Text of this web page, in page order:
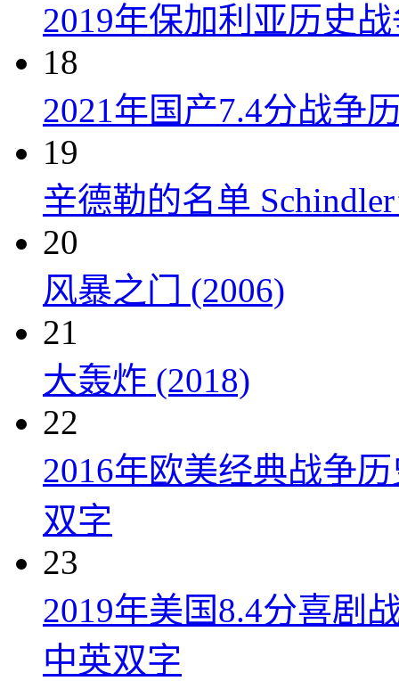
2019年保加利亚历史
18
2021年国产7.4分战争
19
辛德勒的名单
20
风暴之门 (2006)
21
大轰炸 (2018)
22
2016年欧美经典战争
双字
23
2019年美国8.4分喜剧
中英双字